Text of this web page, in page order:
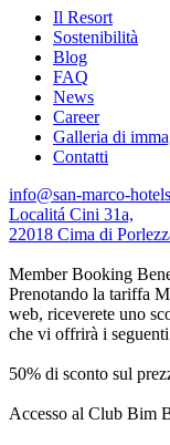
Il Resort
Sostenibilità
Blog
FAQ
News
Career
Galleria di
Contatti
info@san-marco-
Localitá Cini 31a,
22018 Cima di
Member Booking
Prenotando la tariffa
web, riceverete uno
che vi offrirà i
50% di sconto sul
Accesso al Club Bim